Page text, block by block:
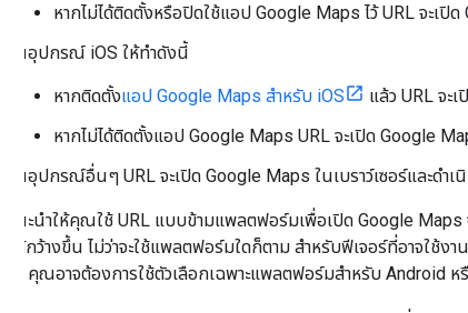
หากไม่ได้ติดตั้งหรือปิดใช้แอป Google Maps ไว้ URL จะเปิ
ในอุปกรณ์ iOS ให้ทำดังนี้
หากติดตั้งแอป Google Maps สำหรับ iOS
แล้ว URL จะ
หากไม่ได้ติดตั้งแอป Google Maps URL จะเปิด Google
ในอุปกรณ์อื่นๆ URL จะเปิด Google Maps ในเบราว์เซอร์และดำเ
อแนะนำให้คุณใช้ URL แบบข้ามแพลตฟอร์มเพื่อเปิด Google
ได้กว้างขึ้น ไม่ว่าจะใช้แพลตฟอร์มใดก็ตาม สำหรับฟีเจอร์ที่อาจใ
ยว) คุณอาจต้องการใช้ตัวเลือกเฉพาะแพลตฟอร์มสําหรับ Android